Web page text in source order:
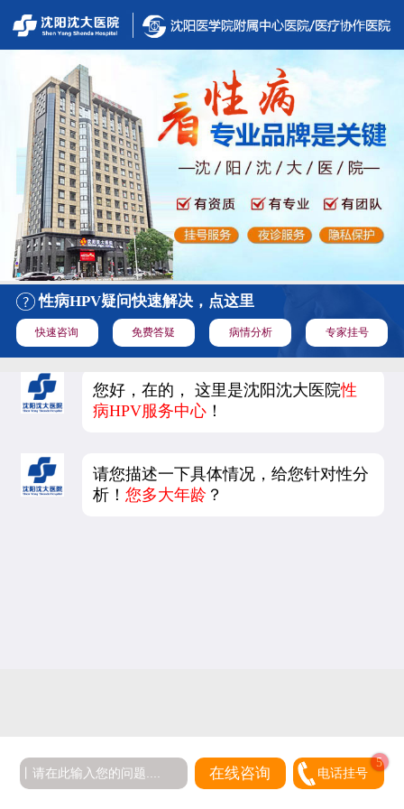
性病HPV疑问快速解决，点这里
快速咨询 免费答疑 病情分析 专家挂号
您好，在的， 这里是沈阳沈大医院性
病HPV服务中心 ！
请您描述一下具体情况，给您针对性分
析！您多大年龄 ？
在线咨询 电话挂号